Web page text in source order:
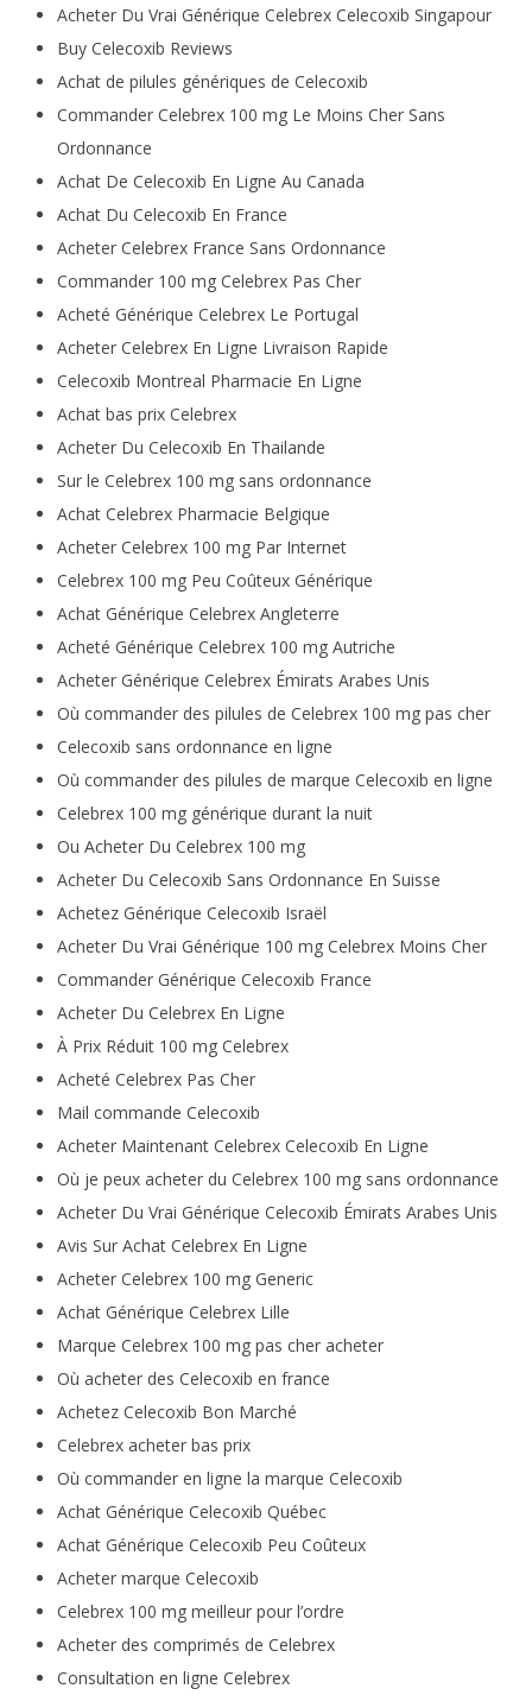
Acheter Du Vrai Générique Celebrex Celecoxib Singapour
Buy Celecoxib Reviews
Achat de pilules génériques de Celecoxib
Commander Celebrex 100 mg Le Moins Cher Sans
Ordonnance
Achat De Celecoxib En Ligne Au Canada
Achat Du Celecoxib En France
Acheter Celebrex France Sans Ordonnance
Commander 100 mg Celebrex Pas Cher
Acheté Générique Celebrex Le Portugal
Acheter Celebrex En Ligne Livraison Rapide
Celecoxib Montreal Pharmacie En Ligne
Achat bas prix Celebrex
Acheter Du Celecoxib En Thailande
Sur le Celebrex 100 mg sans ordonnance
Achat Celebrex Pharmacie Belgique
Acheter Celebrex 100 mg Par Internet
Celebrex 100 mg Peu Coûteux Générique
Achat Générique Celebrex Angleterre
Acheté Générique Celebrex 100 mg Autriche
Acheter Générique Celebrex Émirats Arabes Unis
Où commander des pilules de Celebrex 100 mg pas cher
Celecoxib sans ordonnance en ligne
Où commander des pilules de marque Celecoxib en ligne
Celebrex 100 mg générique durant la nuit
Ou Acheter Du Celebrex 100 mg
Acheter Du Celecoxib Sans Ordonnance En Suisse
Achetez Générique Celecoxib Israël
Acheter Du Vrai Générique 100 mg Celebrex Moins Cher
Commander Générique Celecoxib France
Acheter Du Celebrex En Ligne
À Prix Réduit 100 mg Celebrex
Acheté Celebrex Pas Cher
Mail commande Celecoxib
Acheter Maintenant Celebrex Celecoxib En Ligne
Où je peux acheter du Celebrex 100 mg sans ordonnance
Acheter Du Vrai Générique Celecoxib Émirats Arabes Unis
Avis Sur Achat Celebrex En Ligne
Acheter Celebrex 100 mg Generic
Achat Générique Celebrex Lille
Marque Celebrex 100 mg pas cher acheter
Où acheter des Celecoxib en france
Achetez Celecoxib Bon Marché
Celebrex acheter bas prix
Où commander en ligne la marque Celecoxib
Achat Générique Celecoxib Québec
Achat Générique Celecoxib Peu Coûteux
Acheter marque Celecoxib
Celebrex 100 mg meilleur pour l’ordre
Acheter des comprimés de Celebrex
Consultation en ligne Celebrex